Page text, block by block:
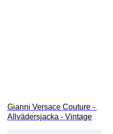
Gianni Versace Couture -
Allvädersjacka - Vintage